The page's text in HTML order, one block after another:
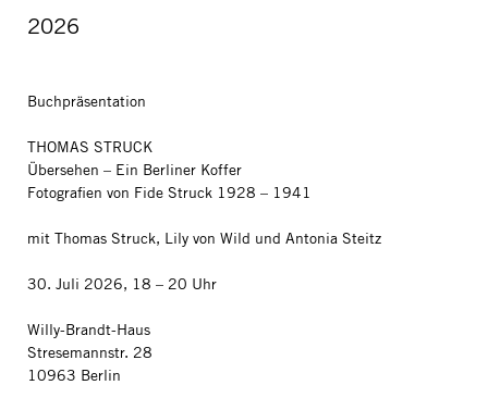
2026
Buchpräsentation
THOMAS STRUCK
Übersehen – Ein Berliner Koffer
Fotografien von Fide Struck 1928 – 1941
mit Thomas Struck, Lily von Wild und Antonia Steitz
30. Juli 2026, 18 – 20 Uhr
Willy-Brandt-Haus
Stresemannstr. 28
10963 Berlin